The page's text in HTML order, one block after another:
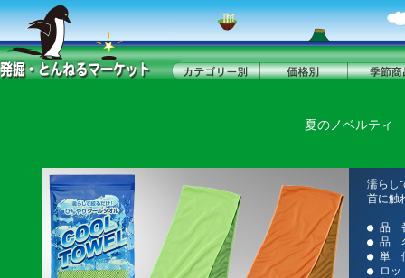
夏のノベルティ
濡らし
首に触
● 品
● 品
● 単
● ロッ